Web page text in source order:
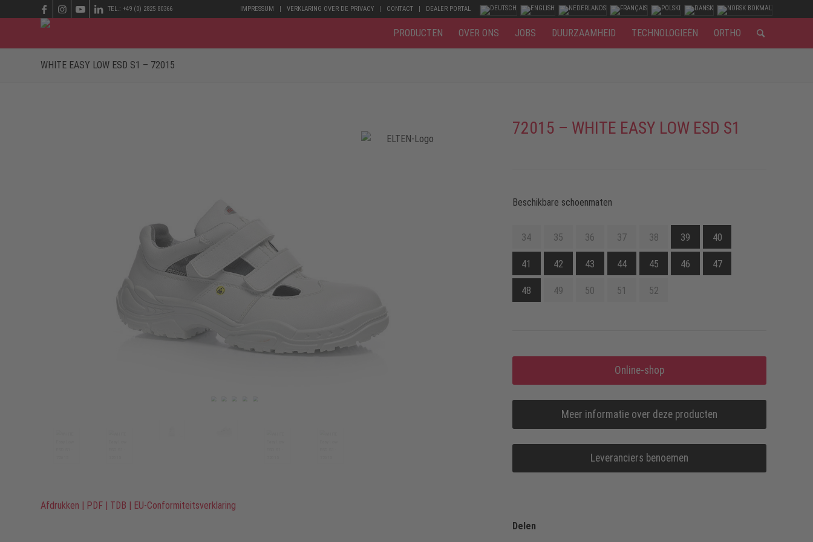
IMPRESSUM VERKLARING OVER DE PRIVACY CONTACT DEALER PORTAL
TEL.: +49 (0) 2825 80366
PRODUCTEN OVER ONS JOBS DUURZAAMHEID TECHNOLOGIEËN ORTHO
WHITE EASY LOW ESD S1 – 72015
Afdrukken | PDF | TDB | EU-Conformiteitsverklaring
72015 – WHITE EASY LOW ESD S1
Beschikbare schoenmaten
34 35 36 37 38 39 40
41 42 43 44 45 46 47
48 49 50 51 52
Online-shop
Meer informatie over deze producten
Leveranciers benoemen
Delen